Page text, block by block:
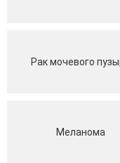
Рак мочевого
Меланома